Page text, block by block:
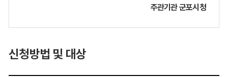
주관기관 군포시청
신청방법 및 대상